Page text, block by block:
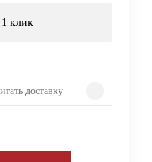
клик
доставку